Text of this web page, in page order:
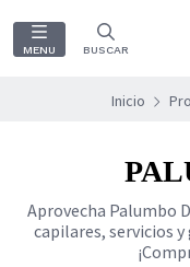
MENU BUSCAR
Inicio
Aprovecha Palumbo
capilares, servicios